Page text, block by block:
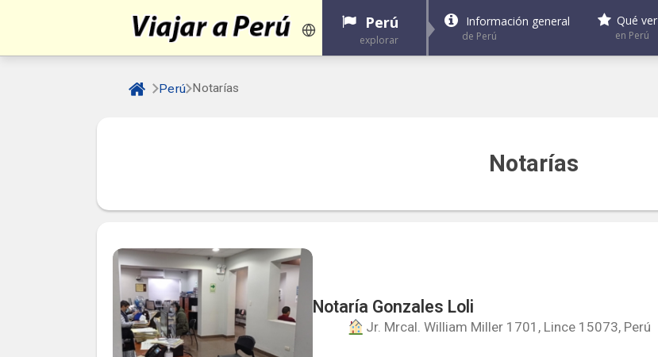
Perú
explorar
Información general
de Perú
Qué ver
en Perú
Perú Notarías
Notarías
Notaría Gonzales Loli
Jr. Mrcal. William Miller 1701, Lince 15073, Perú